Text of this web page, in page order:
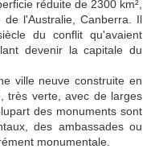
réduite de 2300 km²,
l'Australie, Canberra. Il
du conflit qu'avaient
devenir la capitale du
ville neuve construite en
très verte, avec de larges
des monuments sont
des ambassades ou
monumentale.